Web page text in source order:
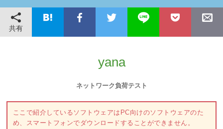
共有
yana
ネットワーク負荷テスト
ここで紹介しているソフトウェアはPC向けのソフトウェアのた
め、スマートフォンでダウンロードすることができません。